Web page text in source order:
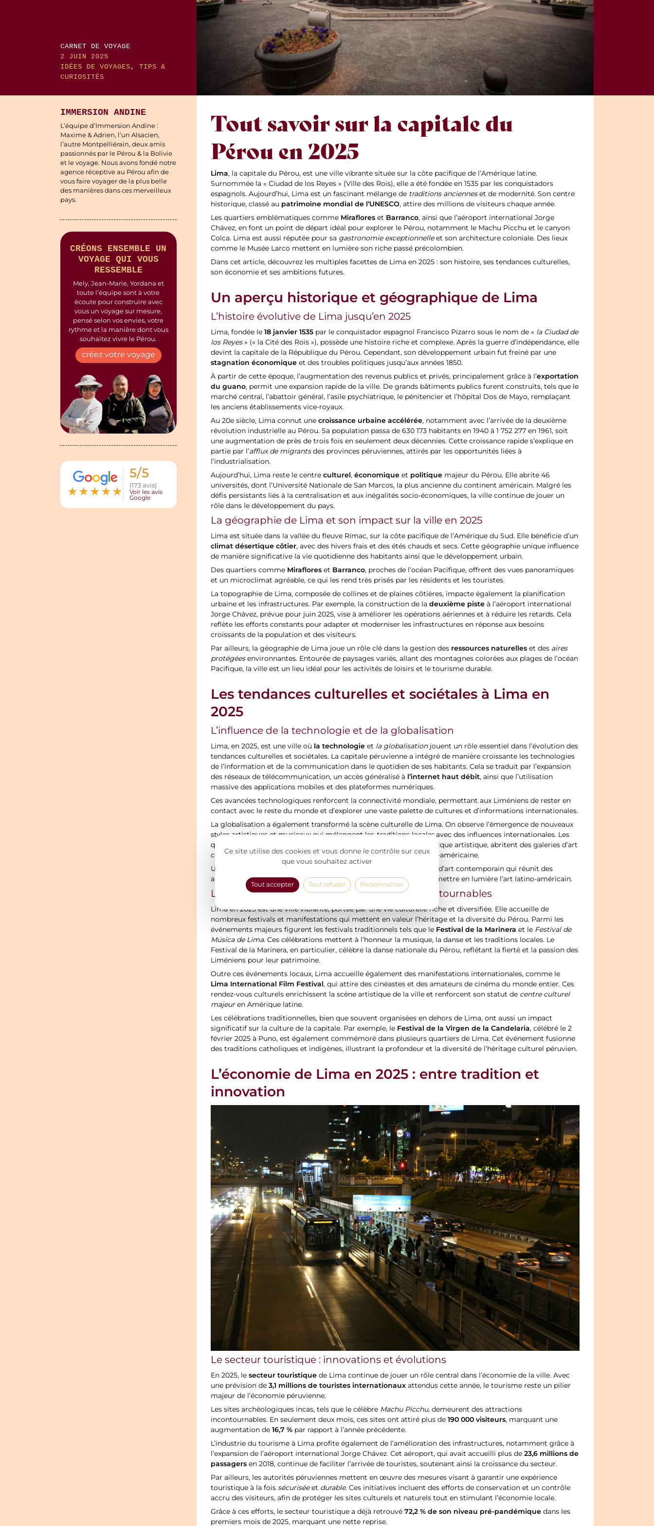
CARNET DE VOYAGE
2 JUIN 2025
IDÉES DE VOYAGES, TIPS &
CURIOSITÉS
Tout savoir sur la capitale du
Pérou en 2025
Lima, la capitale du Pérou, est une ville vibrante située sur la côte pacifique de l’Amérique latine.
Surnommée la « Ciudad de los Reyes » (Ville des Rois), elle a été fondée en 1535 par les conquistadors
espagnols. Aujourd’hui, Lima est un fascinant mélange de traditions ancienneset de modernité. Son centre
historique, classé au patrimoine mondial de l’UNESCO, attire des millions de visiteurs chaque année.
Les quartiers emblématiques comme Miraflores et Barranco, ainsi que l’aéroport international Jorge
Chávez, en font un point de départ idéal pour explorer le Pérou, notamment le Machu Picchu et le canyon
Colca. Lima est aussi réputée pour sagastronomie exceptionnelleet son architecture coloniale. Des lieux
comme le Musée Larco mettent en lumière son riche passé précolombien.
Dans cet article, découvrez les multiples facettes de Lima en 2025 : son histoire, ses tendances culturelles,
son économie et ses ambitions futures.
Un aperçu historique et géographique de Lima
L’histoire évolutive de Lima jusqu’en 2025
Lima, fondée le18 janvier 1535 par le conquistador espagnol Francisco Pizarro sous le nom de « la Ciudad de
los Reyes» (« la Cité des Rois »), possède une histoire riche et complexe. Après la guerre d’indépendance, elle
devint la capitale de la République du Pérou. Cependant, son développement urbain fut freiné par une
stagnation économique et des troubles politiques jusqu’aux années 1850.
À partir de cette époque, l’augmentation des revenus publics et privés, principalement grâce à l’exportation
du guano, permit une expansion rapide de la ville. De grands bâtiments publics furent construits, tels que le
marché central, l’abattoir général, l’asile psychiatrique, le pénitencier et l’hôpital Dos de Mayo, remplaçant
les anciens établissements vice-royaux.
Au 20e siècle, Lima connut unecroissance urbaine accélérée, notamment avec l’arrivée de la deuxième
révolution industrielle au Pérou. Sa population passa de 630 173 habitants en 1940 à 1 752 277 en 1961, soit
une augmentation de près de trois fois en seulement deux décennies. Cette croissance rapide s’explique en
partie par l’afflux de migrantsdes provinces péruviennes, attirés par les opportunités liées à
l’industrialisation.
Aujourd’hui, Lima reste le centreculturel,économique et politique majeur du Pérou. Elle abrite 46
universités, dont l’Université Nationale de San Marcos, la plus ancienne du continent américain. Malgré les
défis persistants liés à la centralisation et aux inégalités socio-économiques, la ville continue de jouer un
rôle dans le développement du pays.
La géographie de Lima et son impact sur la ville en 2025
Lima est située dans la vallée du fleuve Rímac, sur la côte pacifique de l’Amérique du Sud. Elle bénéficie d’un
climat désertique côtier, avec des hivers frais et des étés chauds et secs. Cette géographie unique influence
de manière significative la vie quotidienne des habitants ainsi que le développement urbain.
Des quartiers comme Miraflores et Barranco, proches de l’océan Pacifique, offrent des vues panoramiques
et un microclimat agréable, ce qui les rend très prisés par les résidents et les touristes.
La topographie de Lima, composée de collines et de plaines côtières, impacte également la planification
urbaine et les infrastructures. Par exemple, la construction de ladeuxième piste à l’aéroport international
Jorge Chávez, prévue pour juin 2025, vise à améliorer les opérations aériennes et à réduire les retards. Cela
reflète les efforts constants pour adapter et moderniser les infrastructures en réponse aux besoins
croissants de la population et des visiteurs.
Par ailleurs, la géographie de Lima joue un rôle clé dans la gestion des ressources naturelles et des aires
protégéesenvironnantes. Entourée de paysages variés, allant des montagnes colorées aux plages de l’océan
Pacifique, la ville est un lieu idéal pour les activités de loisirs et le tourisme durable.
Les tendances culturelles et sociétales à Lima en
2025
L’influence de la technologie et de la globalisation
Lima, en 2025, est une ville où la technologie et la globalisationjouent un rôle essentiel dans l’évolution des
tendances culturelles et sociétales. La capitale péruvienne a intégré de manière croissante les technologies
de l’information et de la communication dans le quotidien de ses habitants. Cela se traduit par l’expansion
des réseaux de télécommunication, un accès généralisé à l’internet haut débit, ainsi que l’utilisation
massive des applications mobiles et des plateformes numériques.
Ces avancées technologiques renforcent la connectivité mondiale, permettant aux Liméniens de rester en
contact avec le reste du monde et d’explorer une vaste palette de cultures et d’informations internationales.
La globalisation a également transformé la scène culturelle de Lima. On observe l’émergence de nouveaux
styles artistiques et musicaux qui mélangent les traditions localesavec des influences internationales. Les
quartiers comme
Barranco Miraflores
, réputés pour leur dynamique artistique, abritent des galeries d’art
contemporain et des festivals célébrant la richesse culturelle latino-américaine.
Un exemple marquant est l’événement
, une foire d’art contemporain qui réunit des
artistes, des galeries et des collectionneurs du monde entier pour mettre en lumière l’art latino-américain.
Les manifestations culturelles et festivals incontournables
Lima en 2025 est une ville vibrante, portée par une vie culturelle riche et diversifiée. Elle accueille de
nombreux festivals et manifestations qui mettent en valeur l’héritage et la diversité du Pérou. Parmi les
événements majeurs figurent les festivals traditionnels tels que le Festival de la Marinera et le Festival de
Música de Lima. Ces célébrations mettent à l’honneur la musique, la danse et les traditions locales. Le
Festival de la Marinera, en particulier, célèbre la danse nationale du Pérou, reflétant la fierté et la passion des
Liméniens pour leur patrimoine.
Outre ces événements locaux, Lima accueille également des manifestations internationales, comme le
Lima International Film Festival, qui attire des cinéastes et des amateurs de cinéma du monde entier. Ces
rendez-vous culturels enrichissent la scène artistique de la ville et renforcent son statut de centre culturel
majeuren Amérique latine.
Les célébrations traditionnelles, bien que souvent organisées en dehors de Lima, ont aussi un impact
significatif sur la culture de la capitale. Par exemple, le Festival de la Virgen de la Candelaria, célébré le 2
février 2025 à Puno, est également commémoré dans plusieurs quartiers de Lima. Cet événement fusionne
des traditions catholiques et indigènes, illustrant la profondeur et la diversité de l’héritage culturel péruvien.
L’économie de Lima en 2025 : entre tradition et
innovation
Le secteur touristique : innovations et évolutions
En 2025, lesecteur touristique de Lima continue de jouer un rôle central dans l’économie de la ville. Avec
une prévision de3,1 millions de touristes internationaux attendus cette année, le tourisme reste un pilier
majeur de l’économie péruvienne.
Les sites archéologiques incas, tels que le célèbre Machu Picchu, demeurent des attractions
incontournables. En seulement deux mois, ces sites ont attiré plus de190 000 visiteurs, marquant une
augmentation de16,7 % par rapport à l’année précédente.
L’industrie du tourisme à Lima profite également de l’amélioration des infrastructures, notamment grâce à
l’expansion de l’aéroport international Jorge Chávez. Cet aéroport, qui avait accueilli plus de23,6 millions de
passagers en 2018, continue de faciliter l’arrivée de touristes, soutenant ainsi la croissance du secteur.
Par ailleurs, les autorités péruviennes mettent en œuvre des mesures visant à garantir une expérience
touristique à la foissécuriséeet durable. Ces initiatives incluent des efforts de conservation et un contrôle
accru des visiteurs, afin de protéger les sites culturels et naturels tout en stimulant l’économie locale.
Grâce à ces efforts, le secteur touristique a déjà retrouvé72,2 % de son niveau pré-pandémique dans les
premiers mois de 2025, marquant une nette reprise.
IMMERSION ANDINE
L’équipe d’Immersion Andine :
Maxime & Adrien, l’un Alsacien,
l’autre Montpelliérain, deux amis
passionnés par le Pérou & la Bolivie
et le voyage. Nous avons fondé notre
agence réceptive au Pérou afin de
vous faire voyager de la plus belle
des manières dans ces merveilleux
pays.
CRÉONS ENSEMBLE UN
VOYAGE QUI VOUS
RESSEMBLE
Mely, Jean-Marie, Yordana et
toute l’équipe sont à votre
écoute pour construire avec
vous un voyage sur mesure,
pensé selon vos envies, votre
rythme et la manière dont vous
souhaitez vivre le Pérou.
créez votre voyage
★★★★★
5/5
(173 avis)
Voir les avis
Google
Ce site utilise des cookies et vous donne le contrôle sur ceux
que vous souhaitez activer
Tout accepter Tout refuser Personnaliser